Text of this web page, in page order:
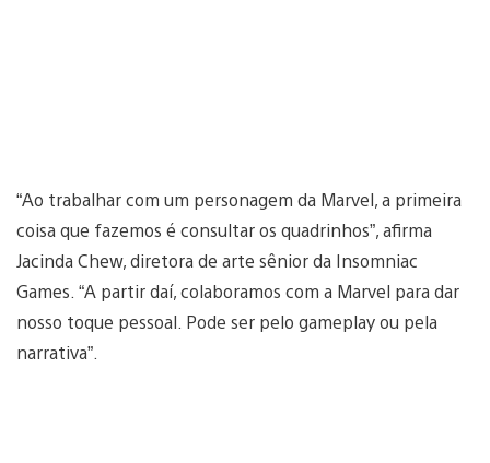
“Ao trabalhar com um personagem da Marvel, a primeira
coisa que fazemos é consultar os quadrinhos”, afirma
Jacinda Chew, diretora de arte sênior da Insomniac
Games. “A partir daí, colaboramos com a Marvel para dar
nosso toque pessoal. Pode ser pelo gameplay ou pela
narrativa”.